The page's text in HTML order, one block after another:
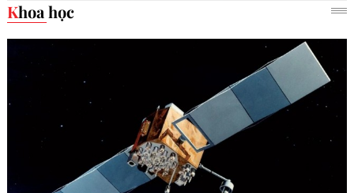
Khoa học